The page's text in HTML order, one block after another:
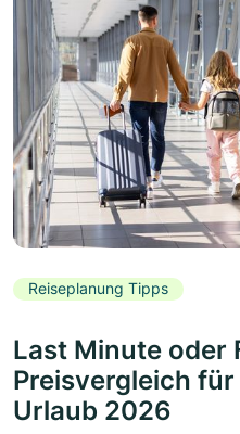
Reiseplanung Tipps
Last Minute oder
Preisvergleich
Urlaub 2026